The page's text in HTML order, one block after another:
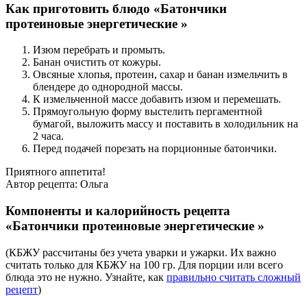
Как приготовить блюдо «Батончики
протеиновые энергетические »
Изюм перебрать и промыть.
Банан очистить от кожуры.
Овсяные хлопья, протеин, сахар и банан измельчить в
блендере до однородной массы.
К измельченной массе добавить изюм и перемешать.
Прямоугольную форму выстелить пергаментной
бумагой, выложить массу и поставить в холодильник на
2 часа.
Перед подачей порезать на порционные батончики.
Приятного аппетита!
Автор рецепта: Ольга
Компоненты и калорийность рецепта
«Батончики протеиновые энергетические »
(КБЖУ рассчитаны без учета уварки и ужарки. Их важно
считать только для КБЖУ на 100 гр. Для порции или всего
блюда это не нужно. Узнайте, как правильно считать сложный
рецепт)